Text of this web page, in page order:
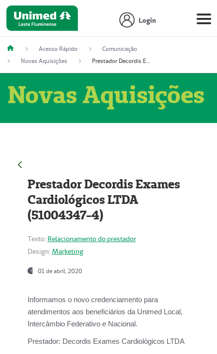
Login
Acesso Rápido
Comunicação
Novas Aquisições
Prestador Decordis Exames Cardiológicos LTDA (51004347-4)
Novas Aquisições
Prestador Decordis Exames
Cardiológicos LTDA
(51004347-4)
Texto: Relacionamento do prestador
Design: Marketing
01 de abril, 2020
Informamos o novo credenciamento para
atendimentos aos beneficiários da Unimed Local,
Intercâmbio Federativo e Nacional.
Prestador: Decordis Exames Cardiológicos LTDA